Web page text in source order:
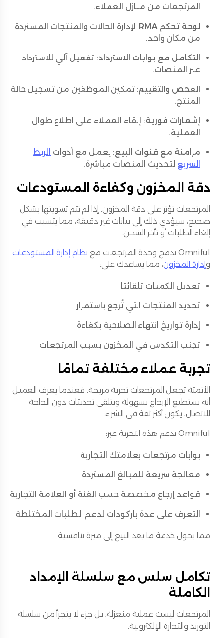
المرتجعات من منازل العملاء.
لوحة تحكم RMA
: لإدارة الحالات والمنتجات المستردة
من مكان واحد.
التكامل مع بوابات الاسترداد: تفعيل آلي للاسترداد
عبر المنصات.
الفحص والتقييم: تمكين الموظفين من تسجيل حالة
المنتج.
إشعارات فورية: إبقاء العملاء على اطلاع طوال
العملية.
مزامنة مع قنوات البيع: يعمل مع أدوات الربط
السريع لتحديث المنصات مباشرة.
دقة المخزون وكفاءة المستودعات
المرتجعات تؤثر على دقة المخزون. إذا لم تتم تسويتها بشكل
صحيح، سيؤدي ذلك إلى بيانات غير دقيقة، مما يتسبب في
إلغاء الطلبات أو تأخر الشحن.
Omniful تدمج وحدة المرتجعات مع
نظام إدارة المستودعات
و إدارة المخزون، مما يساعدك على:
تعديل الكميات تلقائيًا
تحديد المنتجات التي تُرجع باستمرار
إدارة تواريخ انتهاء الصلاحية بكفاءة
تجنب التكدس في المخزون بسبب المرتجعات
تجربة عملاء مختلفة تمامًا
الأتمتة تجعل المرتجعات تجربة مريحة. فعندما يعرف العميل
أنه يستطيع الإرجاع بسهولة ويتلقى تحديثات دون الحاجة
للاتصال، يكون أكثر ثقة في الشراء.
Omniful تدعم هذه التجربة عبر:
بوابات مرتجعات بعلامتك التجارية
معالجة سريعة للمبالغ المستردة
قواعد إرجاع مخصصة حسب الفئة أو العلامة التجارية
التعرف على عدة باركودات لدعم الطلبات المختلطة
مما يحول خدمة ما بعد البيع إلى ميزة تنافسية.
تكامل سلس مع سلسلة الإمداد
الكاملة
المرتجعات ليست عملية منعزلة، بل جزء لا يتجزأ من سلسلة
التوريد والتجارة الإلكترونية.